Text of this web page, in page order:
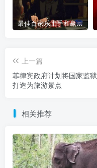
最佳百家乐上手和赢钱指南 – 终极版
上一篇
菲律宾政府计划将国家监狱
打造为旅游景点
相关推荐